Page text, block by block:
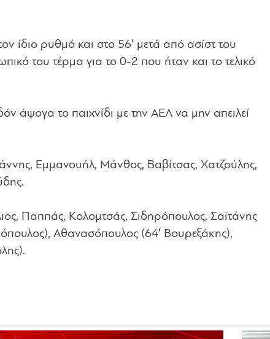
ίδιο ρυθμό και στο 56′ μετά από ασίστ του
του τέρμα για το 0-2 που ήταν και το τελικό
άψογα το παιχνίδι με την ΑΕΛ να μην απειλεί
Εμμανουήλ, Μάνθος, Βαβίτσας, Χατζούλης,
Παππάς, Κολομτσάς, Σιδηρόπουλος, Σαϊτάνης
Αθανασόπουλος (64′ Βουρεξάκης),